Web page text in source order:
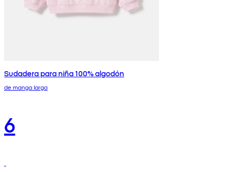
Sudadera para niña 100% algodón
de manga larga
6